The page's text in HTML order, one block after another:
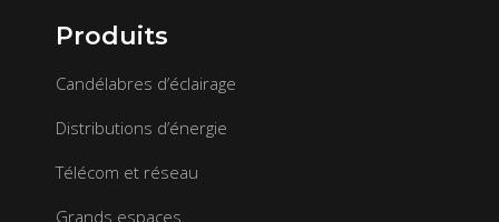
Produits
Candélabres d’éclairage
Distributions d’énergie
Télécom et réseau
Grands espaces